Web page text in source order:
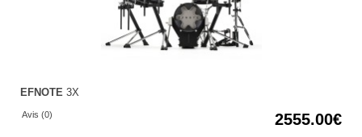
EFNOTE 3X
Avis (0) 2555.00